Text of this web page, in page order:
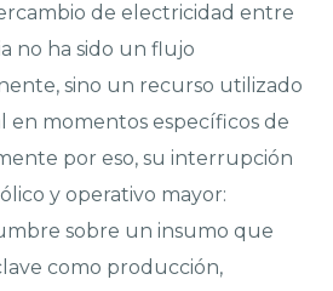
de electricidad entre
no ha sido un flujo
sino un recurso utilizado
momentos específicos de
por eso, su interrupción
y operativo mayor:
sobre un insumo que
como producción,